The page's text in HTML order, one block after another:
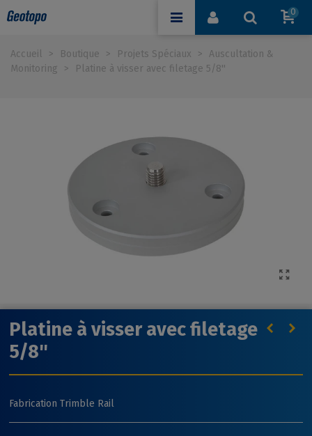
0
Accueil > Boutique > Projets Spéciaux >
Auscultation &
Monitoring
> Platine à visser avec filetage 5/8''
Platine à visser avec filetage
5/8''
Fabrication Trimble Rail